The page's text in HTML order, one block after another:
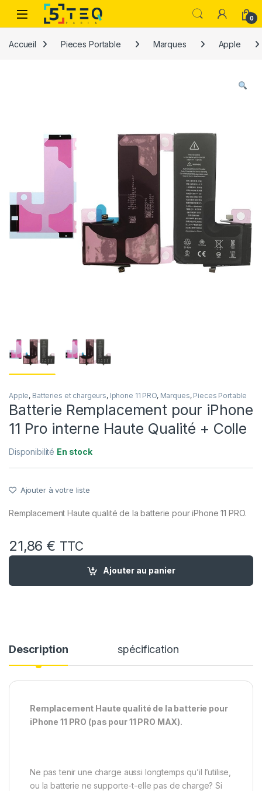
Passer à la navigation
Aller au contenu
0
Accueil Pieces Portable Marques Apple
Apple, Batteries et chargeurs, Iphone 11 PRO, Marques, Pieces Portable
Batterie Remplacement pour iPhone
11 Pro interne Haute Qualité + Colle
Disponibilité En stock
Ajouter à votre liste
Remplacement Haute qualité de la batterie pour iPhone 11 PRO.
21,86 € TTC
quantité de Batterie Remplacement pour iPhone 11 Pro
Ajouter au panier
Description spécification
Remplacement Haute qualité de la batterie pour
iPhone 11 PRO (pas pour 11 PRO MAX).
Ne pas tenir une charge aussi longtemps qu’il l’utilise,
ou la batterie ne supporte-t-elle pas de charge? Si